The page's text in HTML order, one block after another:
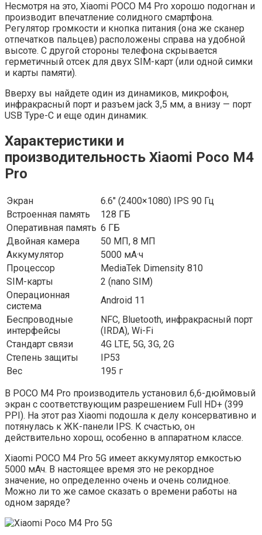
Несмотря на это, Xiaomi POCO M4 Pro хорошо подогнан и
производит впечатление солидного смартфона.
Регулятор громкости и кнопка питания (она же сканер
отпечатков пальцев) расположены справа на удобной
высоте. С другой стороны телефона скрывается
герметичный отсек для двух SIM-карт (или одной симки
и карты памяти).
Вверху вы найдете один из динамиков, микрофон,
инфракрасный порт и разъем jack 3,5 мм, а внизу — порт
USB Type-C и еще один динамик.
Характеристики и
производительность Xiaomi Poco M4
Pro
Экран
6.6″ (2400×1080) IPS 90 Гц
Встроенная память
128 ГБ
Оперативная память 6 ГБ
Двойная камера
50 МП, 8 МП
Аккумулятор
5000 мА·ч
Процессор
MediaTek Dimensity 810
SIM-карты
2 (nano SIM)
Операционная
система
Android 11
Беспроводные
интерфейсы
NFC, Bluetooth, инфракрасный порт
(IRDA), Wi-Fi
Стандарт связи
4G LTE, 5G, 3G, 2G
Степень защиты
IP53
Вес
195 г
В POCO M4 Pro производитель установил 6,6-дюймовый
экран с соответствующим разрешением Full HD+ (399
PPI). На этот раз Xiaomi подошла к делу консервативно и
потянулась к ЖК-панели IPS. К счастью, он
действительно хорош, особенно в аппаратном классе.
Xiaomi POCO M4 Pro 5G имеет аккумулятор емкостью
5000 мАч. В настоящее время это не рекордное
значение, но определенно очень и очень солидное.
Можно ли то же самое сказать о времени работы на
одном заряде?